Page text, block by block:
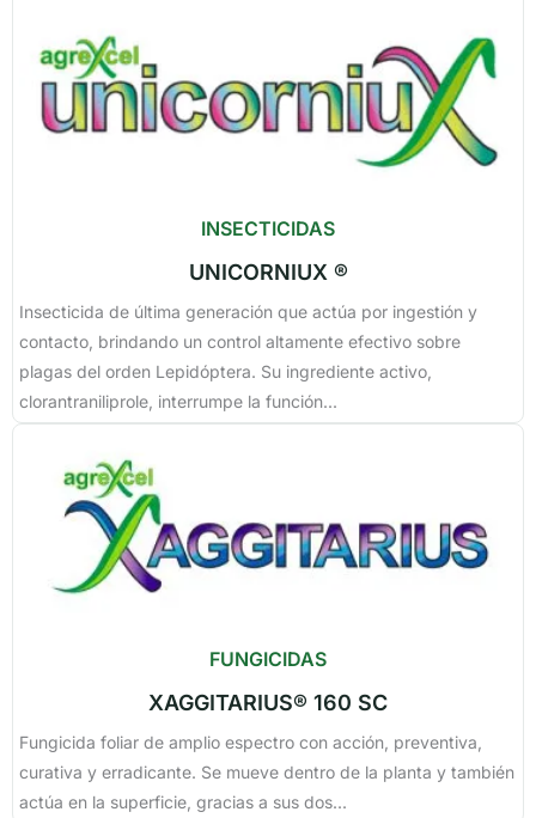
INSECTICIDAS
UNICORNIUX ®
Insecticida de última generación que actúa por ingestión y
contacto, brindando un control altamente efectivo sobre
plagas del orden Lepidóptera. Su ingrediente activo,
clorantraniliprole, interrumpe la función...
FUNGICIDAS
XAGGITARIUS® 160 SC
Fungicida foliar de amplio espectro con acción, preventiva,
curativa y erradicante. Se mueve dentro de la planta y también
actúa en la superficie, gracias a sus dos...